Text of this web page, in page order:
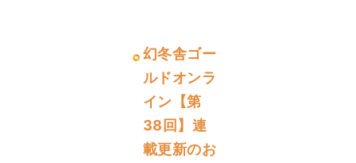
幻冬舎ゴー
ルドオンラ
イン【第
38回】連
載更新のお